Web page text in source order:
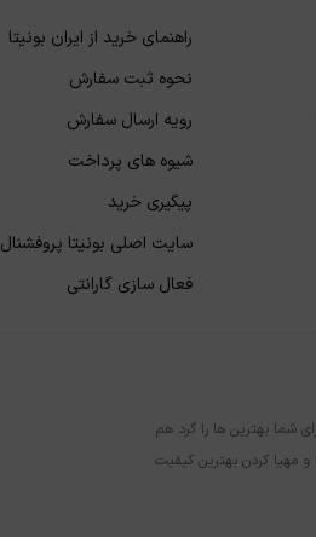
راهنمای خرید از ایران بونیتا
نحوه ثبت سفارش
رویه ارسال سفارش
شیوه های پرداخت
پیگیری خرید
سایت اصلی بونیتا پروفشنال
فعال سازی گارانتی
شما بهترین ها را گرد هم
و مهیا کردن بهترین کیفیت